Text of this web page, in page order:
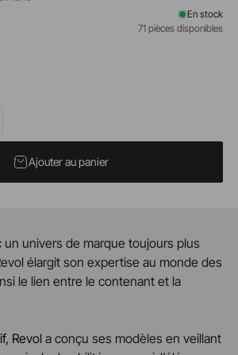
En stock
71 pièces disponibles
Ajouter au panier
un univers de marque toujours plus
élargit son expertise au monde des
le lien entre le contenant et la
Revol a conçu ses modèles en veillant